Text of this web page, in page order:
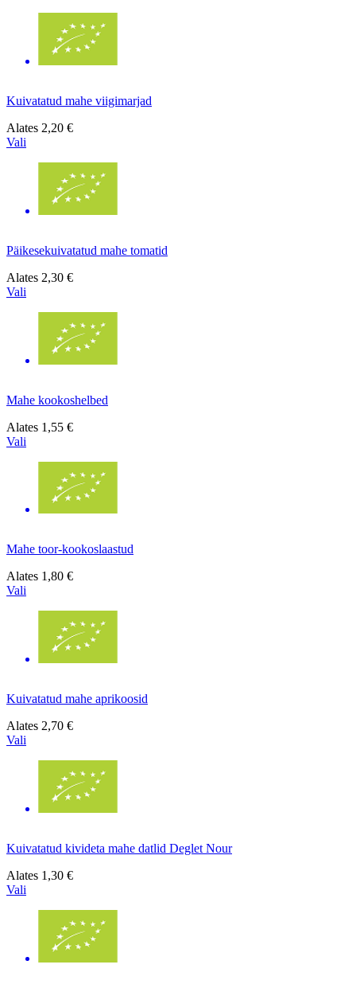
Kuivatatud mahe viigimarjad
Alates 2,20 €
Vali
Päikesekuivatatud mahe tomatid
Alates 2,30 €
Vali
Mahe kookoshelbed
Alates 1,55 €
Vali
Mahe toor-kookoslaastud
Alates 1,80 €
Vali
Kuivatatud mahe aprikoosid
Alates 2,70 €
Vali
Kuivatatud kivideta mahe datlid Deglet Nour
Alates 1,30 €
Vali